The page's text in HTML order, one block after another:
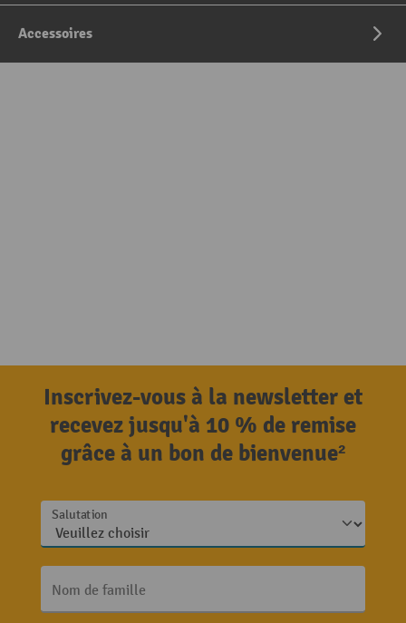
Accessoires
Inscrivez-vous à la newsletter et
recevez jusqu'à 10 % de remise
grâce à un bon de bienvenue²
Salutation
Nom de famille